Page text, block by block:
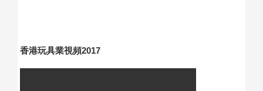
香港玩具業視頻2017